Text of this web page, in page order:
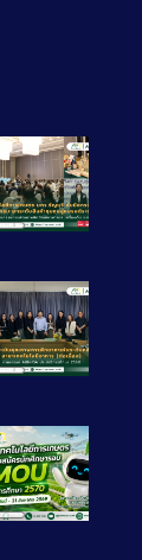
Long
Long
Long